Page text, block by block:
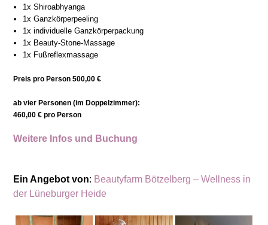
1x Shiroabhyanga
1x Ganzkörperpeeling
1x individuelle Ganzkörperpackung
1x Beauty-Stone-Massage
1x Fußreflexmassage
Preis pro Person 500,00 €
ab vier Personen (im Doppelzimmer):
460,00 € pro Person
Weitere Infos und Buchung
Ein Angebot von: Beautyfarm Bötzelberg – Wellness in
der Lüneburger Heide